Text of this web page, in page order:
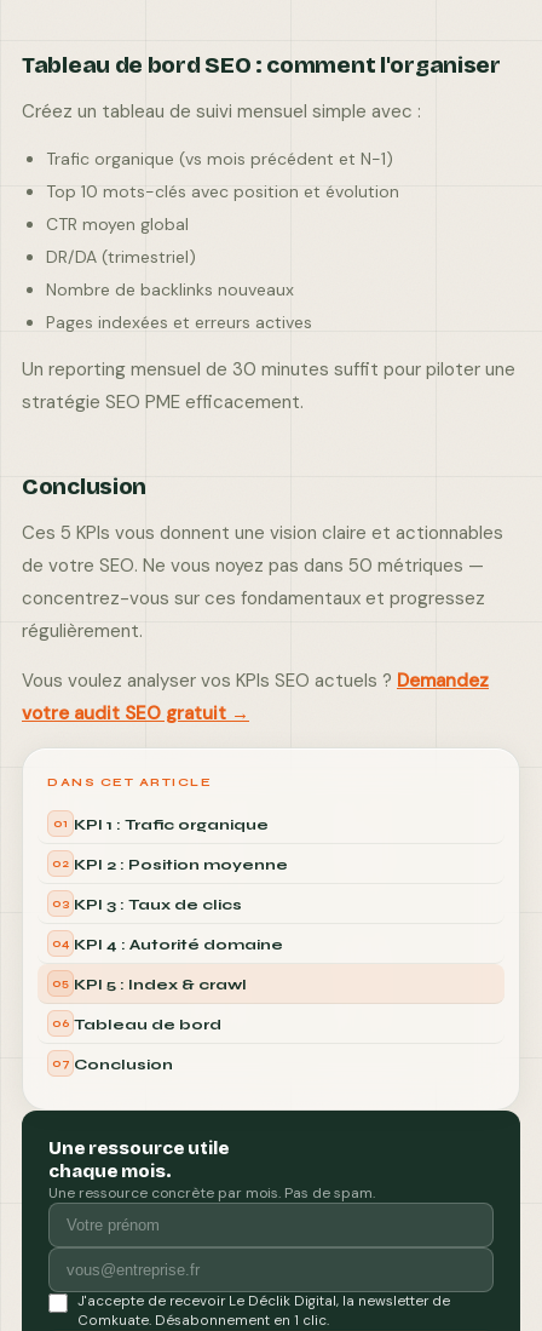
Tableau de bord SEO : comment l'organiser
Créez un tableau de suivi mensuel simple avec :
Trafic organique (vs mois précédent et N-1)
Top 10 mots-clés avec position et évolution
CTR moyen global
DR/DA (trimestriel)
Nombre de backlinks nouveaux
Pages indexées et erreurs actives
Un reporting mensuel de 30 minutes suffit pour piloter une
stratégie SEO PME efficacement.
Conclusion
Ces 5 KPIs vous donnent une vision claire et actionnables
de votre SEO. Ne vous noyez pas dans 50 métriques —
concentrez-vous sur ces fondamentaux et progressez
régulièrement.
Vous voulez analyser vos KPIs SEO actuels ? Demandez
votre audit SEO gratuit →
DANS CET ARTICLE
01 KPI 1 : Trafic organique
02 KPI 2 : Position moyenne
03 KPI 3 : Taux de clics
04 KPI 4 : Autorité domaine
05 KPI 5 : Index & crawl
06 Tableau de bord
07 Conclusion
Une ressource utile
chaque mois.
Une ressource concrète par mois. Pas de spam.
J'accepte de recevoir Le Déclik Digital, la newsletter de
Comkuate. Désabonnement en 1 clic.